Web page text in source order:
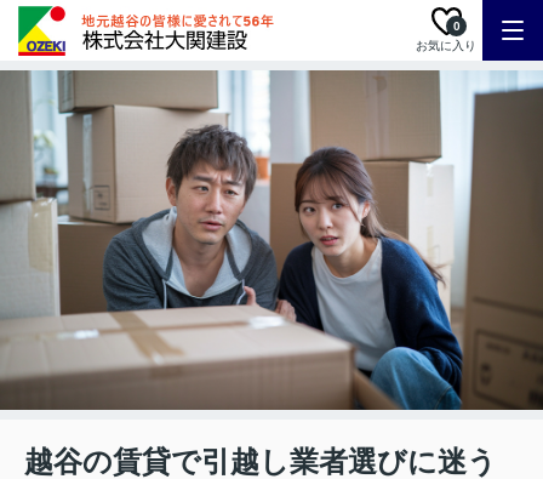
お気に入り
0
越谷の賃貸で引越し業者選びに迷う